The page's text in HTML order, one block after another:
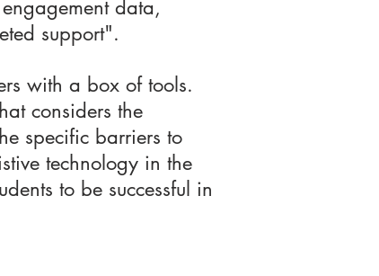
data,
support".
with a box of tools.
considers the
specific barriers to
technology in the
to be successful in